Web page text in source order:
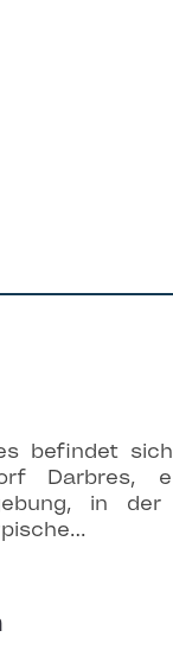
befindet
Darbres,
in der